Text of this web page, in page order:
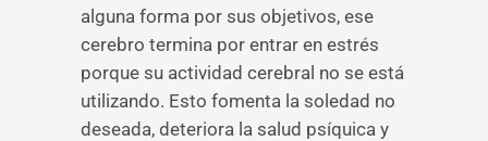
alguna forma por sus objetivos, ese
cerebro termina por entrar en estrés
porque su actividad cerebral no se está
utilizando. Esto fomenta la soledad no
deseada, deteriora la salud psíquica y